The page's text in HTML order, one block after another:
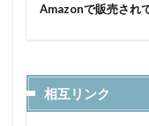
Amazonで販売され
相互リンク